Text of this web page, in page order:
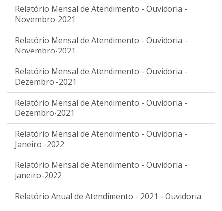
Relatório Mensal de Atendimento - Ouvidoria -
Novembro-2021
Relatório Mensal de Atendimento - Ouvidoria -
Novembro-2021
Relatório Mensal de Atendimento - Ouvidoria -
Dezembro -2021
Relatório Mensal de Atendimento - Ouvidoria -
Dezembro-2021
Relatório Mensal de Atendimento - Ouvidoria -
Janeiro -2022
Relatório Mensal de Atendimento - Ouvidoria -
janeiro-2022
Relatório Anual de Atendimento - 2021 - Ouvidoria